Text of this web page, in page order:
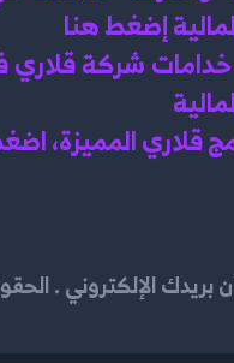
إضغط هنا
قلاري المميزة،
بريدك الإلكتروني .